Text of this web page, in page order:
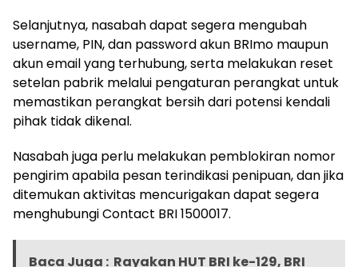
Selanjutnya, nasabah dapat segera mengubah
username, PIN, dan password akun BRImo maupun
akun email yang terhubung, serta melakukan reset
setelan pabrik melalui pengaturan perangkat untuk
memastikan perangkat bersih dari potensi kendali
pihak tidak dikenal.
Nasabah juga perlu melakukan pemblokiran nomor
pengirim apabila pesan terindikasi penipuan, dan jika
ditemukan aktivitas mencurigakan dapat segera
menghubungi Contact BRI 1500017.
Baca Juga : Rayakan HUT BRI ke-129, BRI